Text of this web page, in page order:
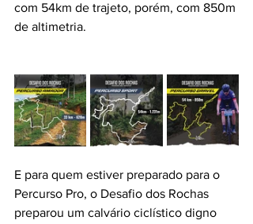
com 54km de trajeto, porém, com 850m
de altimetria.
E para quem estiver preparado para o
Percurso Pro, o Desafio dos Rochas
preparou um calvário ciclístico digno